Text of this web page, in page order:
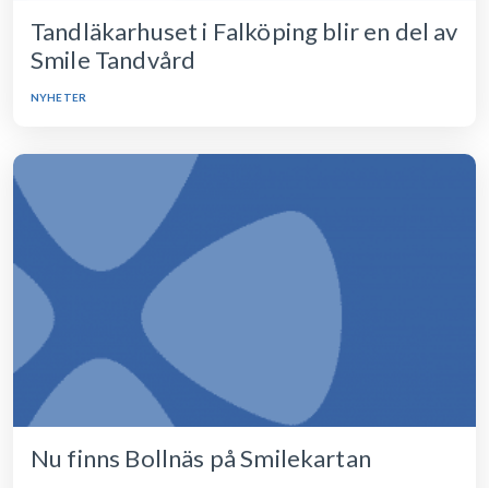
Tandläkarhuset i Falköping blir en del av
Smile Tandvård
NYHETER
Nu finns Bollnäs på Smilekartan